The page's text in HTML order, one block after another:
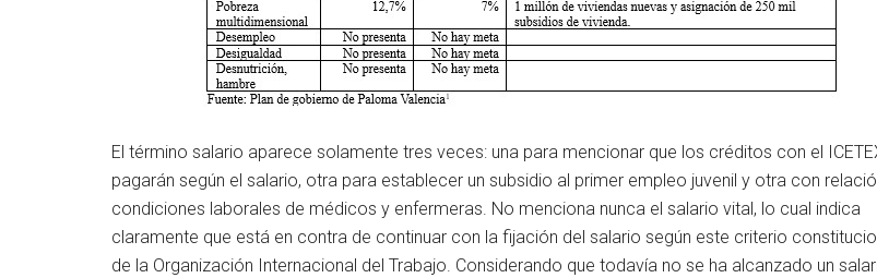
El término salario aparece solamente tres veces: una para mencionar que los créditos con el
pagarán según el salario, otra para establecer un subsidio al primer empleo juvenil y otra con
condiciones laborales de médicos y enfermeras. No menciona nunca el salario vital, lo cual indica
claramente que está en contra de continuar con la fijación del salario según este criterio
de la Organización Internacional del Trabajo. Considerando que todavía no se ha alcanzado un